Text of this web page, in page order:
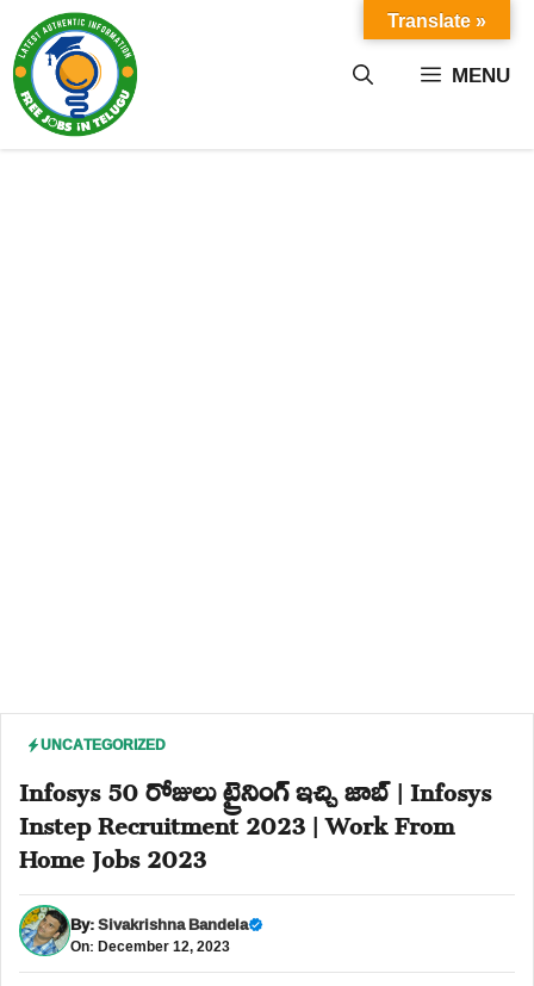
content MENU
UNCATEGORIZED
Infosys 50 రోజులు ట్రైనింగ్ ఇచ్చి జాబ్ | Infosys
Instep Recruitment 2023 | Work From
Home Jobs 2023
By:Sivakrishna Bandela
On: December 12, 2023
Translate »